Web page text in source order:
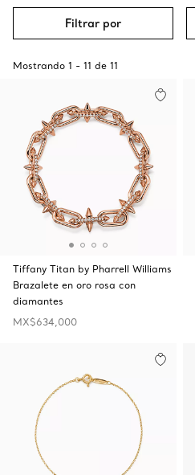
Filtrar por
Mostrando 1 - 11 de 11
Tiffany Titan by Pharrell Williams
Brazalete en oro rosa con
diamantes
MX$634,000